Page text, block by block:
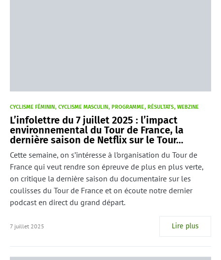
CYCLISME FÉMININ CYCLISME MASCULIN PROGRAMME RÉSULTATS WEBZINE
L’infolettre du 7 juillet 2025 : l’impact
environnemental du Tour de France, la
dernière saison de Netflix sur le Tour…
Cette semaine, on s’intéresse à l’organisation du Tour de
France qui veut rendre son épreuve de plus en plus verte,
on critique la dernière saison du documentaire sur les
coulisses du Tour de France et on écoute notre dernier
podcast en direct du grand départ.
7 juillet 2025 Lire plus